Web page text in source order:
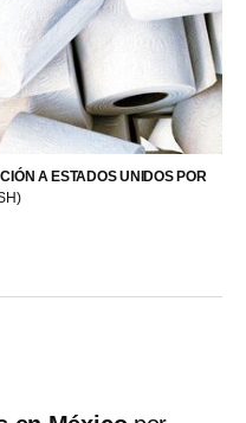
A ESTADOS UNIDOS POR